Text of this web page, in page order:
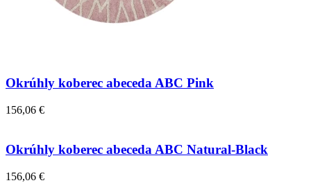
Okrúhly koberec abeceda ABC Pink
156,06 €
Okrúhly koberec abeceda ABC Natural-Black
156,06 €